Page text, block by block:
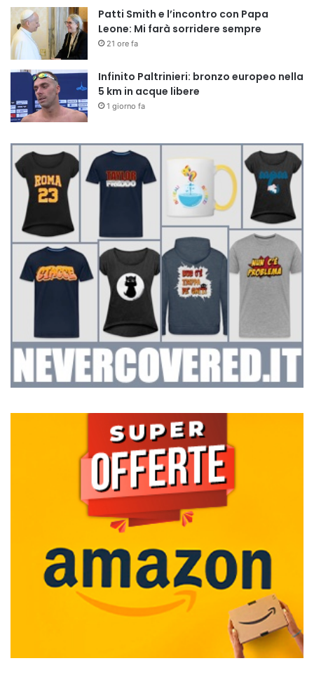
Patti Smith e l’incontro con Papa
Leone: Mi farà sorridere sempre
21 ore fa
Infinito Paltrinieri: bronzo europeo nella
5 km in acque libere
1 giorno fa